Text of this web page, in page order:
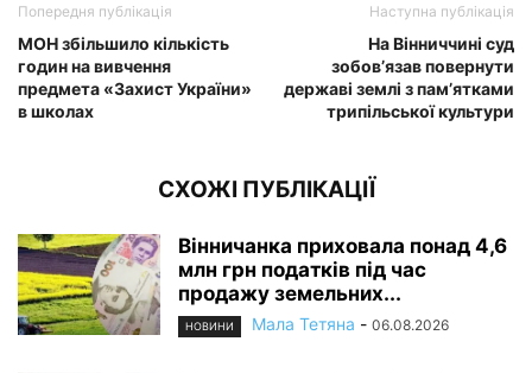
Попередня публікація
МОН збільшило кількість
годин на вивчення
предмета «Захист України»
в школах
Наступна публікація
На Вінниччині суд
зобов’язав повернути
державі землі з пам’ятками
трипільської культури
СХОЖІ ПУБЛІКАЦІЇ
Вінничанка приховала понад 4,6
млн грн податків під час
продажу земельних...
НОВИНИ Мала Тетяна - 06.08.2026